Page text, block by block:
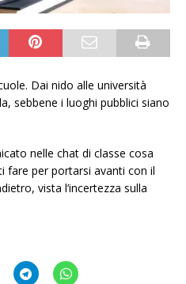
Dai nido alle università
sebbene i luoghi pubblici siano
nelle chat di classe cosa
fare per portarsi avanti con il
vista l’incertezza sulla